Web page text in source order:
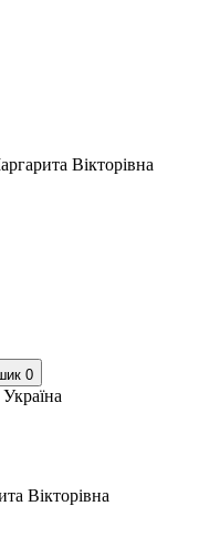
Вікторівна
0
Вікторівна